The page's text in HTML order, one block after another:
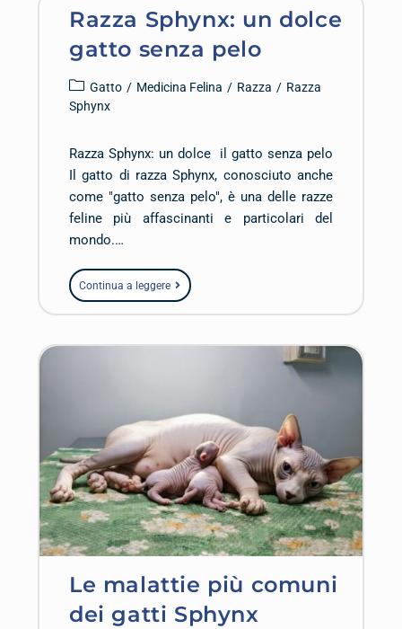
Razza Sphynx: un dolce
gatto senza pelo
Gatto / Medicina Felina / Razza / Razza
Sphynx
Razza Sphynx: un dolce il gatto senza pelo
Il gatto di razza Sphynx, conosciuto anche
come "gatto senza pelo", è una delle razze
feline più affascinanti e particolari del
mondo.…
Continua a leggere
Le malattie più comuni
dei gatti Sphynx